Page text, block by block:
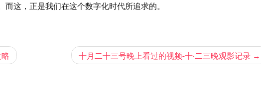
这，正是我们在这个数字化时代所追求的。
十月二十三号晚上看过的视频-十·二三晚观影记录